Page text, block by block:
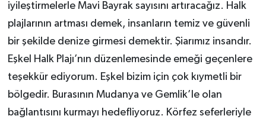
iyileştirmelerle Mavi Bayrak sayısını artıracağız. Halk
plajlarının artması demek, insanların temiz ve güvenli
bir şekilde denize girmesi demektir. Şiarımız insandır.
Eşkel Halk Plajı’nın düzenlemesinde emeği geçenlere
teşekkür ediyorum. Eşkel bizim için çok kıymetli bir
bölgedir. Burasının Mudanya ve Gemlik’le olan
bağlantısını kurmayı hedefliyoruz. Körfez seferleriyle